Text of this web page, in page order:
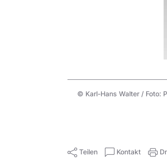
© Karl-Hans Walter / Foto:
Teilen Kontakt